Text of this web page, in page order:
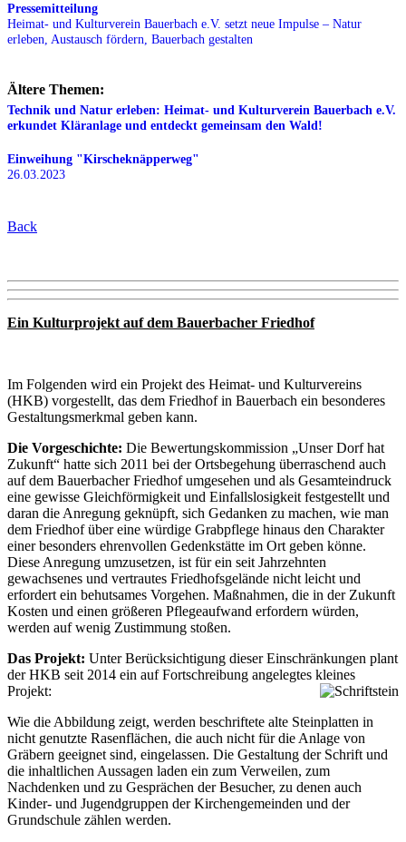
Pressemitteilung
Heimat- und Kulturverein Bauerbach e.V. setzt neue Impulse – Natur
erleben, Austausch fördern, Bauerbach gestalten
Ältere Themen:
Technik und Natur erleben: Heimat- und Kulturverein Bauerbach e.V.
erkundet Kläranlage und entdeckt gemeinsam den Wald!
Einweihung "Kirscheknäpperweg"
26.03.2023
Back
Ein Kulturprojekt auf dem Bauerbacher Friedhof
Im Folgenden wird ein Projekt des Heimat- und Kulturvereins
(HKB) vorgestellt, das dem Friedhof in Bauerbach ein besonderes
Gestaltungsmerkmal geben kann.
Die Vorgeschichte: Die Bewertungskommission „Unser Dorf hat
Zukunft“ hatte sich 2011 bei der Ortsbegehung überraschend auch
auf dem Bauerbacher Friedhof umgesehen und als Gesamteindruck
eine gewisse Gleichförmigkeit und Einfallslosigkeit festgestellt und
daran die Anregung geknüpft, sich Gedanken zu machen, wie man
dem Friedhof über eine würdige Grabpflege hinaus den Charakter
einer besonders ehrenvollen Gedenkstätte im Ort geben könne.
Diese Anregung umzusetzen, ist für ein seit Jahrzehnten
gewachsenes und vertrautes Friedhofsgelände nicht leicht und
erfordert ein behutsames Vorgehen. Maßnahmen, die in der Zukunft
Kosten und einen größeren Pflegeaufwand erfordern würden,
werden auf wenig Zustimmung stoßen.
Das Projekt: Unter Berücksichtigung dieser Einschränkungen plant
der HKB seit 2014 ein auf Fortschreibung angelegtes kleines
Projekt:
Wie die Abbildung zeigt, werden beschriftete alte Steinplatten in
nicht genutzte Rasenflächen, die auch nicht für die Anlage von
Gräbern geeignet sind, eingelassen. Die Gestaltung der Schrift und
die inhaltlichen Aussagen laden ein zum Verweilen, zum
Nachdenken und zu Gesprächen der Besucher, zu denen auch
Kinder- und Jugendgruppen der Kirchengemeinden und der
Grundschule zählen werden.